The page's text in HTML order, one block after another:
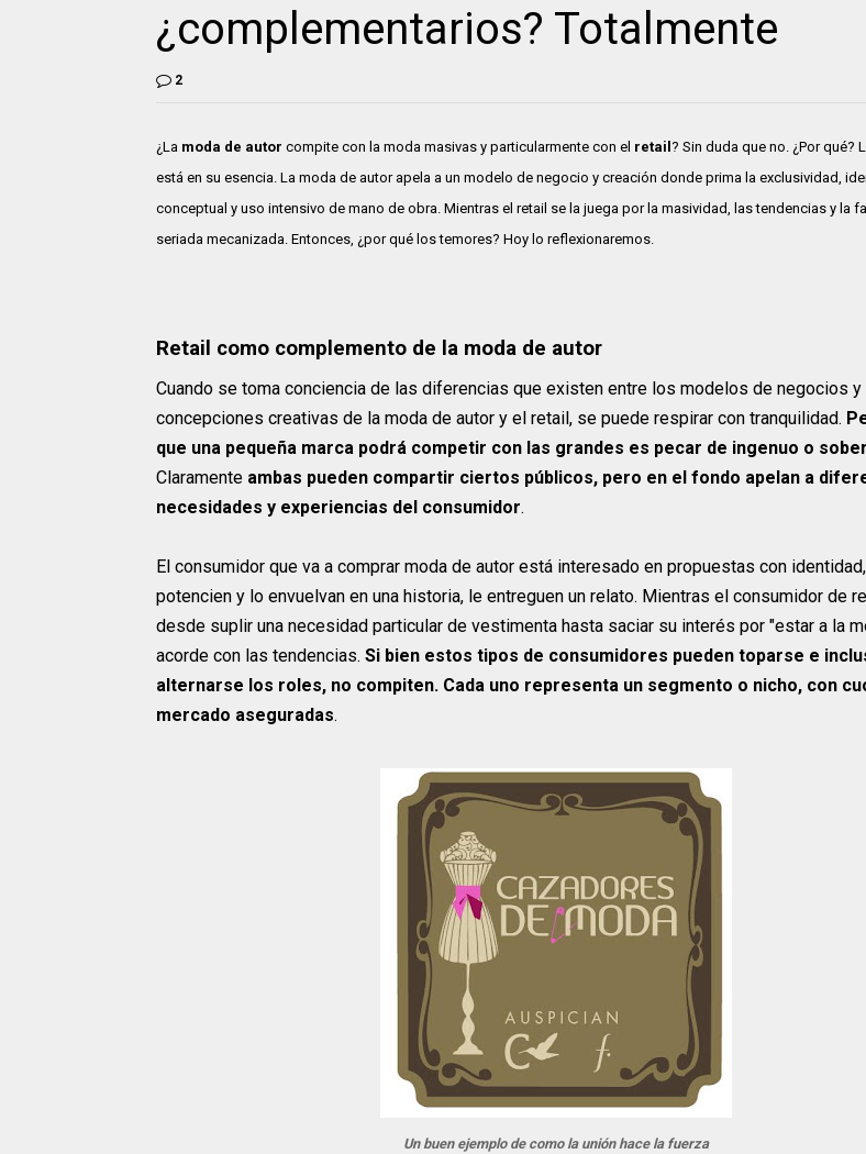
¿complementarios? Totalmente
2
¿La moda de autor compite con la moda masivas y particularmente con el retail ? Sin duda que no. ¿Por qué?
está en su esencia. La moda de autor apela a un modelo de negocio y creación donde prima la exclusividad,
conceptual y uso intensivo de mano de obra. Mientras el retail se la juega por la masividad, las tendencias y la
seriada mecanizada. Entonces, ¿por qué los temores? Hoy lo reflexionaremos.
Retail como complemento de la moda de autor
Cuando se toma conciencia de las diferencias que existen entre los modelos de negocios y
concepciones creativas de la moda de autor y el retail, se puede respirar con tranquilidad.
que una pequeña marca podrá competir con las grandes es pecar de ingenuo o
Claramente ambas pueden compartir ciertos públicos, pero en el fondo apelan a
necesidades y experiencias del consumidor.
El consumidor que va a comprar moda de autor está interesado en propuestas con
potencien y lo envuelvan en una historia, le entreguen un relato. Mientras el consumidor de
desde suplir una necesidad particular de vestimenta hasta saciar su interés por "estar a la
acorde con las tendencias. Si bien estos tipos de consumidores pueden toparse e
alternarse los roles, no compiten. Cada uno representa un segmento o nicho, con
mercado aseguradas.
Un buen ejemplo de como la unión hace la fuerza